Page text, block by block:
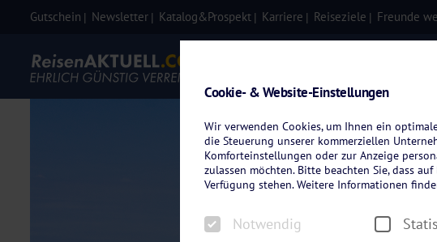
Gutschein Newsletter Katalog&Prospekt Karriere Reiseziele Freunde
Cookie- & Website-Einstellungen
Wir verwenden Cookies, um Ihnen ein
die Steuerung unserer kommerziellen
Komforteinstellungen oder zur Anzeige
zulassen möchten. Bitte beachten Sie, dass
Verfügung stehen. Weitere Informationen
Notwendig